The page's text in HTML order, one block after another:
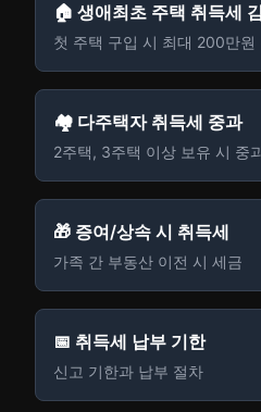
🏠 생애최초 주택 취득세
첫 주택 구입 시 최대 200만원
🏘️ 다주택자 취득세 중과
2주택, 3주택 이상 보유 시 중
🎁 증여/상속 시 취득세
가족 간 부동산 이전 시 세금
📅 취득세 납부 기한
신고 기한과 납부 절차